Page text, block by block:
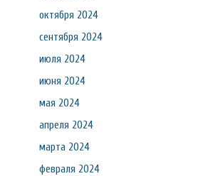
октября 2024
сентября 2024
июля 2024
июня 2024
мая 2024
апреля 2024
марта 2024
февраля 2024